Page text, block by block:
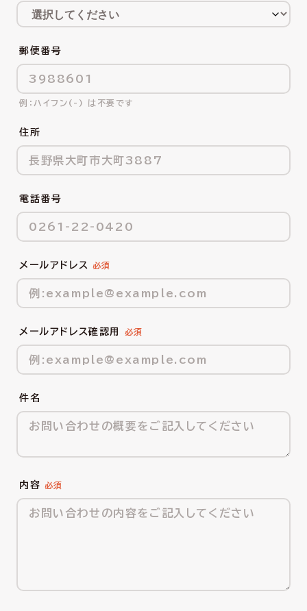
郵便番号
ハイフン(-) は不要です
住所
電話番号
メールアドレス
メールアドレス確認用
件名
内容